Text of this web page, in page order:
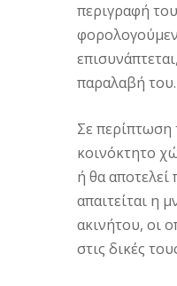
περιγραφή
παραλαβή του.
Σε περίπτωση
κοινόκτητο
ή θα
απαιτείται η
ακινήτου, οι
στις δικές